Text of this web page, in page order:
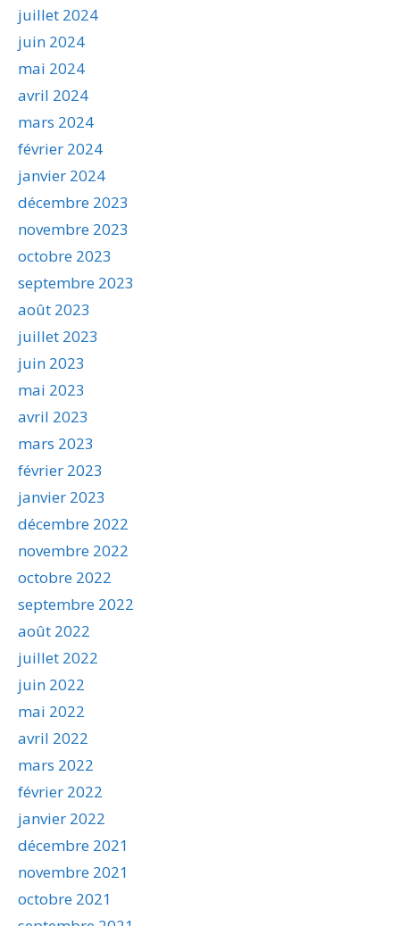
juillet 2024
juin 2024
mai 2024
avril 2024
mars 2024
février 2024
janvier 2024
décembre 2023
novembre 2023
octobre 2023
septembre 2023
août 2023
juillet 2023
juin 2023
mai 2023
avril 2023
mars 2023
février 2023
janvier 2023
décembre 2022
novembre 2022
octobre 2022
septembre 2022
août 2022
juillet 2022
juin 2022
mai 2022
avril 2022
mars 2022
février 2022
janvier 2022
décembre 2021
novembre 2021
octobre 2021